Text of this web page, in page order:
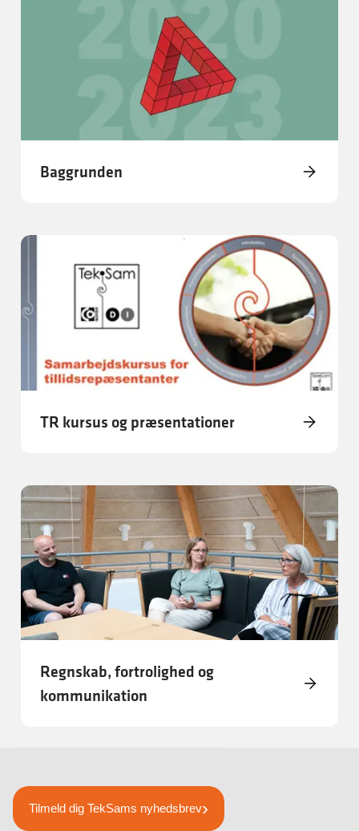
Baggrunden
TR kursus og præsentationer
Regnskab, fortrolighed og
kommunikation
Tilmeld dig TekSams nyhedsbrev